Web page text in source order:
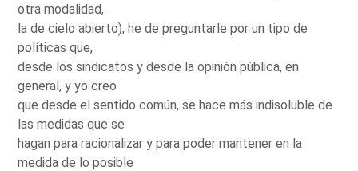
otra modalidad,
la de cielo abierto), he de preguntarle por un tipo de
políticas que,
desde los sindicatos y desde la opinión pública, en
general, y yo creo
que desde el sentido común, se hace más indisoluble de
las medidas que se
hagan para racionalizar y para poder mantener en la
medida de lo posible